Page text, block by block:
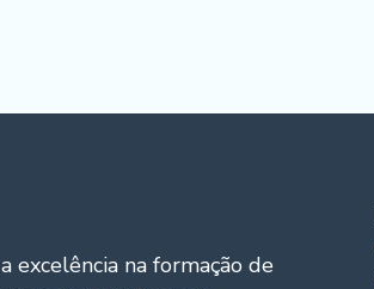
excelência na formação de